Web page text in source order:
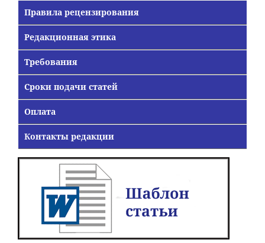
Правила рецензирования
Редакционная этика
Требования
Сроки подачи статей
Оплата
Контакты редакции